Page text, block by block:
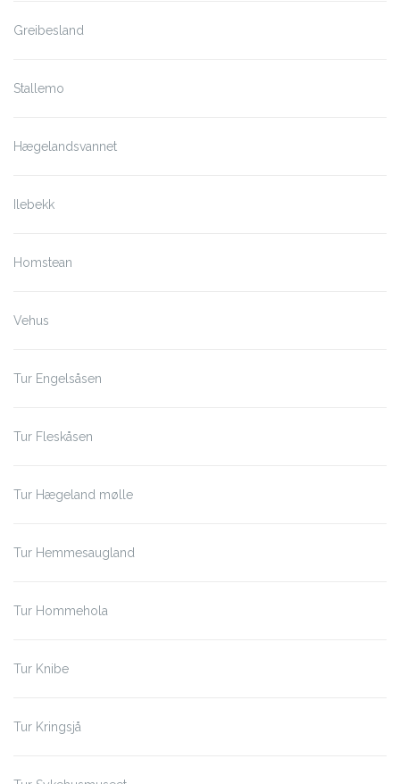
Greibesland
Stallemo
Hægelandsvannet
Ilebekk
Homstean
Vehus
Tur Engelsåsen
Tur Fleskåsen
Tur Hægeland mølle
Tur Hemmesaugland
Tur Hommehola
Tur Knibe
Tur Kringsjå